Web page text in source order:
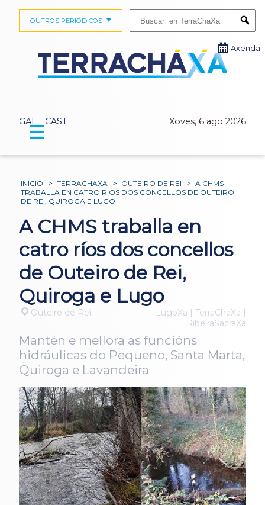
GAL CAST Xoves, 6 ago 2026
OUTROS PERIÓDICOS
Axenda
☰
INICIO > TERRACHAXA > OUTEIRO DE REI > A CHMS
TRABALLA EN CATRO RÍOS DOS CONCELLOS DE OUTEIRO
DE REI, QUIROGA E LUGO
A CHMS traballa en
catro ríos dos concellos
de Outeiro de Rei,
Quiroga e Lugo
Outeiro de Rei
LugoXa | TerraChaXa |
RibeiraSacraXa
Mantén e mellora as funcións
hidráulicas do Pequeno, Santa Marta,
Quiroga e Lavandeira